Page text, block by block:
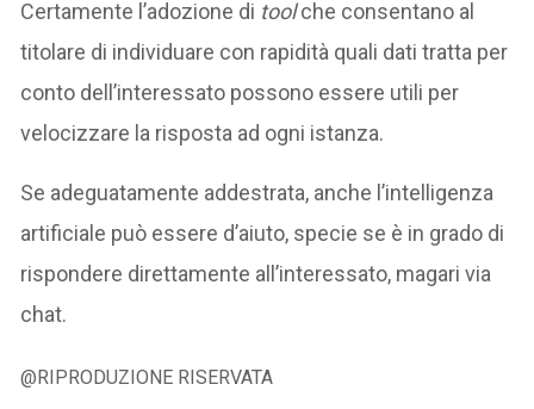
Certamente l’adozione di toolche consentano al
titolare di individuare con rapidità quali dati tratta per
conto dell’interessato possono essere utili per
velocizzare la risposta ad ogni istanza.
Se adeguatamente addestrata, anche l’intelligenza
artificiale può essere d’aiuto, specie se è in grado di
rispondere direttamente all’interessato, magari via
chat.
@RIPRODUZIONE RISERVATA